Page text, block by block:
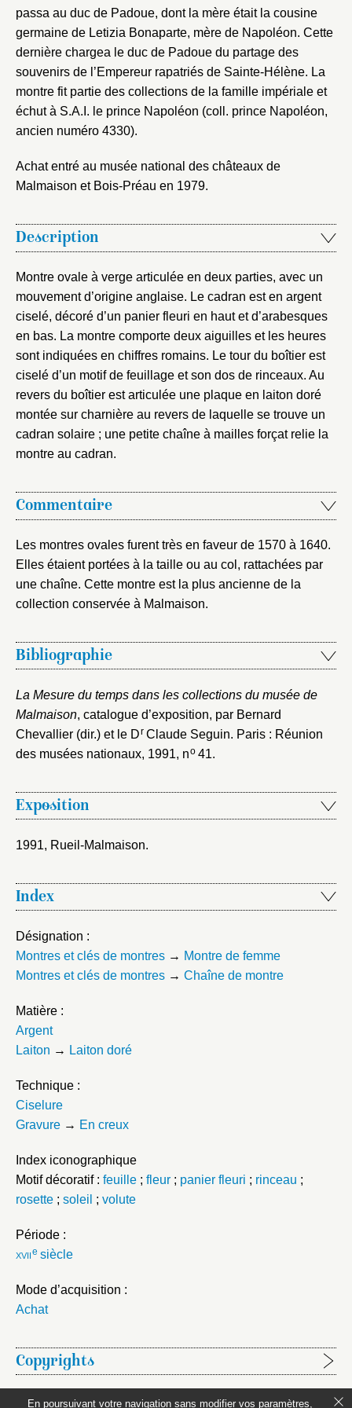
passa au duc de Padoue, dont la mère était la cousine
germaine de Letizia Bonaparte, mère de Napoléon. Cette
dernière chargea le duc de Padoue du partage des
souvenirs de l’Empereur rapatriés de Sainte-Hélène. La
montre fit partie des collections de la famille impériale et
échut à S.A.I. le prince Napoléon (coll. prince Napoléon,
ancien numéro 4330).
Achat entré au musée national des châteaux de
Malmaison et Bois-Préau en 1979.
Description
Montre ovale à verge articulée en deux parties, avec un
mouvement d’origine anglaise. Le cadran est en argent
ciselé, décoré d’un panier fleuri en haut et d’arabesques
en bas. La montre comporte deux aiguilles et les heures
sont indiquées en chiffres romains. Le tour du boîtier est
ciselé d’un motif de feuillage et son dos de rinceaux. Au
revers du boîtier est articulée une plaque en laiton doré
montée sur charnière au revers de laquelle se trouve un
cadran solaire ; une petite chaîne à mailles forçat relie la
montre au cadran.
Commentaire
Les montres ovales furent très en faveur de 1570 à 1640.
Elles étaient portées à la taille ou au col, rattachées par
une chaîne. Cette montre est la plus ancienne de la
collection conservée à Malmaison.
Bibliographie
La Mesure du temps dans les collections du musée de
Malmaison, catalogue d’exposition, par Bernard
Chevallier (dir.) et le DrClaude Seguin. Paris : Réunion
des musées nationaux, 1991, no41.
Exposition
1991, Rueil-Malmaison.
Index
Désignation :
Montres et clés de montres → Montre de femme
Montres et clés de montres → Chaîne de montre
Matière :
Argent
Laiton → Laiton doré
Technique :
Ciselure
Gravure → En creux
Index iconographique
Motif décoratif : feuille ; fleur ; panier fleuri ; rinceau ;
rosette ; soleil ; volute
Période :
xviie siècle
Mode d’acquisition :
Achat
Copyrights
Étapes de publication :
Valider
Nouveau dossier
Créer et ajouter
Mot de passe
Envoyer
Vous n'êtes pas encore inscrit ?Créer un compte
En poursuivant votre navigation sans modifier vos paramètres,